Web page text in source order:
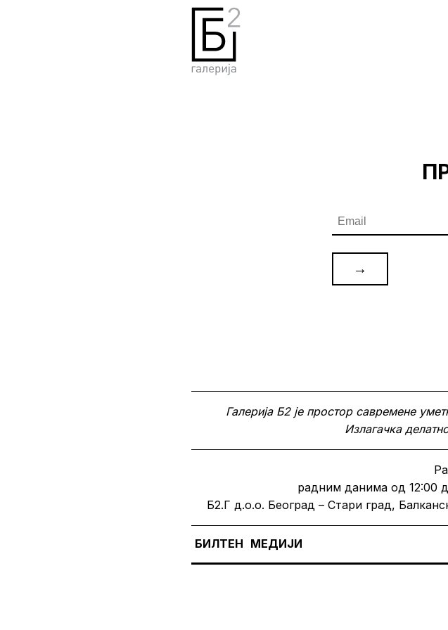
→
Галерија Б2 је простор савремене
Излагачка
радним данима од 12:00
Б2.Г д.о.о. Београд – Стари град,
БИЛТЕН МЕДИЈИ